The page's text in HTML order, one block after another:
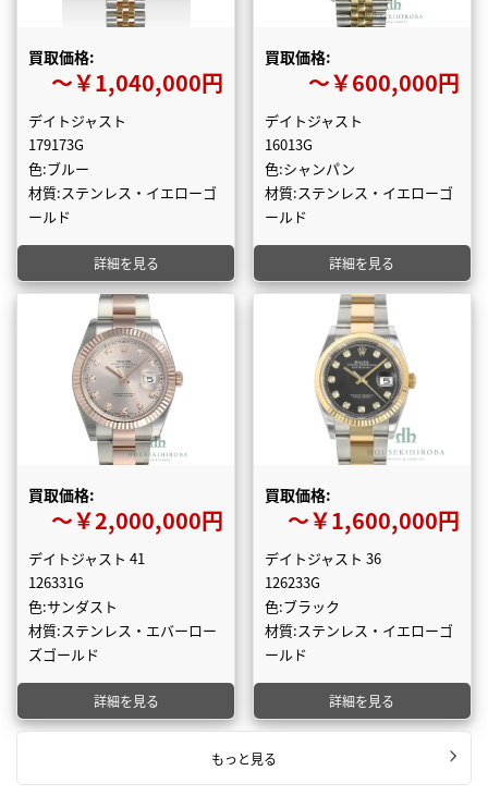
買取価格:
〜￥1,040,000円
デイトジャスト
179173G
色:ブルー
材質:ステンレス・イエローゴ
ールド
詳細を見る
買取価格:
〜￥600,000円
デイトジャスト
16013G
色:シャンパン
材質:ステンレス・イエローゴ
ールド
詳細を見る
買取価格:
〜￥2,000,000円
デイトジャスト 41
126331G
色:サンダスト
材質:ステンレス・エバーロー
ズゴールド
詳細を見る
買取価格:
〜￥1,600,000円
デイトジャスト 36
126233G
色:ブラック
材質:ステンレス・イエローゴ
ールド
詳細を見る
もっと見る